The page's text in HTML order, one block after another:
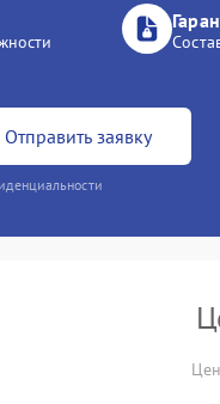
Отправить заявку